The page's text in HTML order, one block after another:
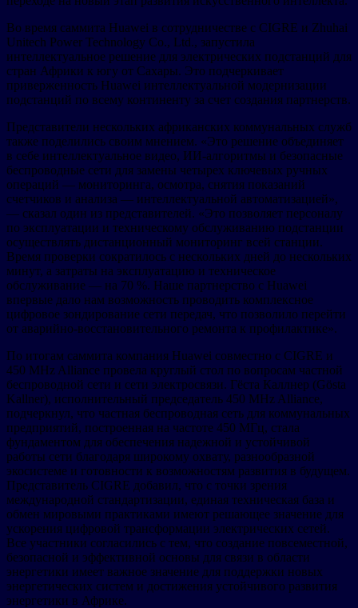
Во время саммита Huawei в сотрудничестве с CIGRE и Zhuhai
Unitech Power Technology Co., Ltd., запустила
интеллектуальное решение для электрических подстанций для
стран Африки к югу от Сахары. Это подчеркивает
приверженность Huawei интеллектуальной модернизации
подстанций по всему континенту за счет создания партнерств.
Представители нескольких африканских коммунальных служб
также поделились своим мнением. «Это решение объединяет
в себе интеллектуальное видео, ИИ-алгоритмы и безопасные
беспроводные сети для замены четырех ключевых ручных
операций — мониторинга, осмотра, снятия показаний
счетчиков и анализа — интеллектуальной автоматизацией»,
— сказал один из представителей. «Это позволяет персоналу
по эксплуатации и техническому обслуживанию подстанции
осуществлять дистанционный мониторинг всей станции.
Время проверки сократилось с нескольких дней до нескольких
минут, а затраты на эксплуатацию и техническое
обслуживание — на 70 %. Наше партнерство с Huawei
впервые дало нам возможность проводить комплексное
цифровое зондирование сети передач, что позволило перейти
от аварийно-восстановительного ремонта к профилактике».
По итогам саммита компания Huawei совместно с CIGRE и
450 MHz Alliance провела круглый стол по вопросам частной
беспроводной сети и сети электросвязи. Гёста Каллнер (Gösta
Kallner), исполнительный председатель 450 MHz Alliance,
подчеркнул, что частная беспроводная сеть для коммунальных
предприятий, построенная на частоте 450 МГц, стала
фундаментом для обеспечения надежной и устойчивой
работы сети благодаря широкому охвату, разнообразной
экосистеме и готовности к возможностям развития в будущем.
Представитель CIGRE добавил, что с точки зрения
международной стандартизации, единая техническая база и
обмен мировыми практиками имеют решающее значение для
ускорения цифровой трансформации электрических сетей.
Все участники согласились с тем, что создание повсеместной,
безопасной и эффективной основы для связи в области
энергетики имеет важное значение для поддержки новых
энергетических систем и достижения устойчивого развития
энергетики в Африке.